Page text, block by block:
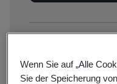
Online Schulung
Wenn Sie auf „Alle
Sie der Speicherung